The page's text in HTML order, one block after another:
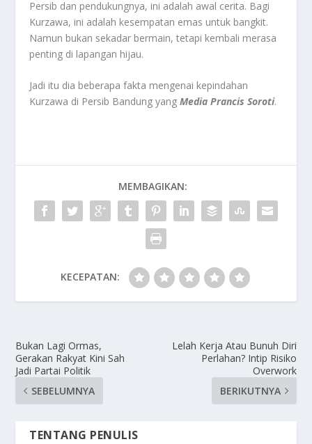
Persib dan pendukungnya, ini adalah awal cerita. Bagi
Kurzawa, ini adalah kesempatan emas untuk bangkit.
Namun bukan sekadar bermain, tetapi kembali merasa
penting di lapangan hijau.
Jadi itu dia beberapa fakta mengenai kepindahan
Kurzawa di Persib Bandung yangMedia Prancis Soroti.
MEMBAGIKAN:
KECEPATAN:
Bukan Lagi Ormas,
Gerakan Rakyat Kini Sah
Jadi Partai Politik
SEBELUMNYA
Lelah Kerja Atau Bunuh Diri
Perlahan? Intip Risiko
Overwork
BERIKUTNYA
TENTANG PENULIS